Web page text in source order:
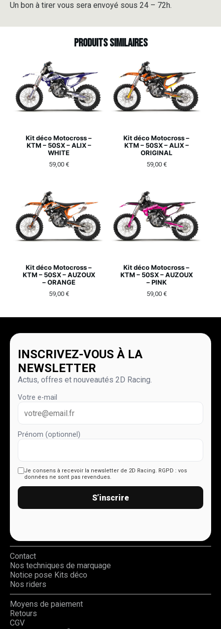
Un bon à tirer vous sera envoyé sous 24 – 72h.
Produits similaires
Kit déco Motocross –
KTM – 50SX – ALIX –
WHITE
59,00 €
Kit déco Motocross –
KTM – 50SX – ALIX –
ORIGINAL
59,00 €
Kit déco Motocross –
KTM – 50SX – AUZOUX
– ORANGE
59,00 €
Kit déco Motocross –
KTM – 50SX – AUZOUX
– PINK
59,00 €
INSCRIVEZ-VOUS À LA
NEWSLETTER
Actus, offres et nouveautés 2D Racing.
Votre e-mail
Prénom (optionnel)
Je consens à recevoir la newsletter de 2D Racing. RGPD : vos
données ne sont pas revendues.
S’inscrire
Contact
Nos techniques de marquage
Notice pose Kits déco
Nos riders
Moyens de paiement
Retours
CGV